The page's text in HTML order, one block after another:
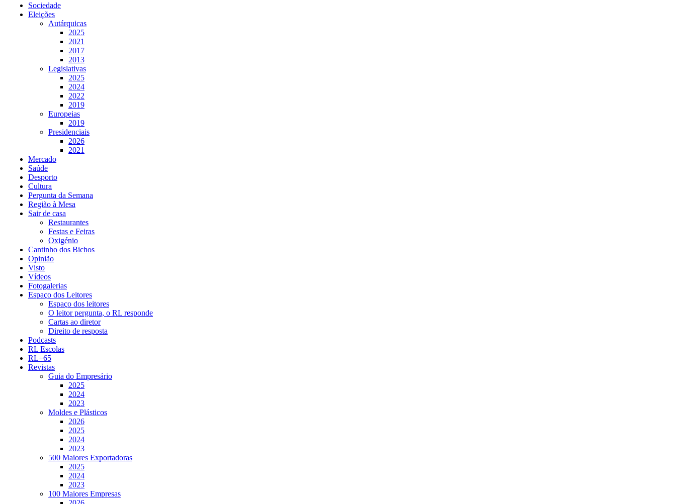
Sociedade
Eleições
Autárquicas
2025
2021
2017
2013
Legislativas
2025
2024
2022
2019
Europeias
2019
Presidenciais
2026
2021
Mercado
Saúde
Desporto
Cultura
Pergunta da Semana
Região à Mesa
Sair de casa
Restaurantes
Festas e Feiras
Oxigénio
Cantinho dos Bichos
Opinião
Visto
Vídeos
Fotogalerias
Espaço dos Leitores
Espaço dos leitores
O leitor pergunta, o RL responde
Cartas ao diretor
Direito de resposta
Podcasts
RL Escolas
RL+65
Revistas
Guia do Empresário
2025
2024
2023
Moldes e Plásticos
2026
2025
2024
2023
500 Maiores Exportadoras
2025
2024
2023
100 Maiores Empresas